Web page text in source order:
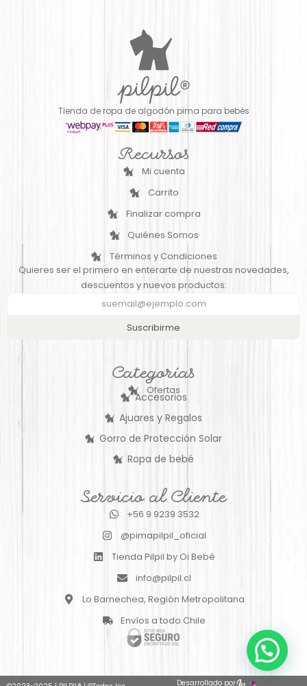
Tienda de ropa de algodón pima para bebés
Recursos
Mi cuenta
Carrito
Finalizar compra
Quiénes Somos
Términos y Condiciones
Quieres ser el primero en enterarte de nuestras novedades,
descuentos y nuevos productos:
Suscribirme
Categorías
Ofertas
Accesorios
Ajuares y Regalos
Gorro de Protección Solar
Ropa de bebé
Servicio al Cliente
+56 9 9239 3532
@pimapilpil_oficial
Tienda Pilpil by Oi Bebé
info@pilpil.cl
Lo Barnechea, Región Metropolitana
Envíos a todo Chile
Desarrollado por